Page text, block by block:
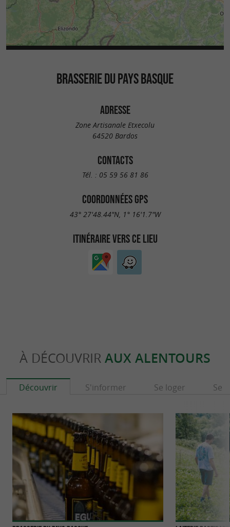
BRASSERIE DU PAYS BASQUE
ADRESSE
Zone Artisanale Etxecolu
64520 Bardos
CONTACTS
Tél. : 05 59 56 81 86
COORDONNÉES GPS
43° 27'48.44"N, 1° 16'1.7"W
ITINÉRAIRE VERS CE LIEU
À DÉCOUVRIR AUX ALENTOURS
Découvrir S'informer Se loger Se